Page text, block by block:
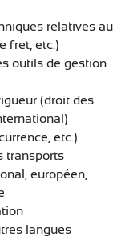
relatives au
fret, etc.)
outils de gestion
(droit des
etc.)
transports
européen,
langues